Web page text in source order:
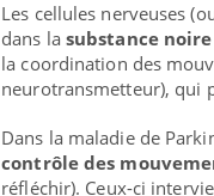
Les cellules nerveuses
dans la substance
la coordination des
neurotransmetteur), qui
Dans la maladie de
contrôle des
réfléchir). Ceux-ci